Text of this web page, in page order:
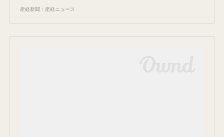
産経新聞：産経ニュース